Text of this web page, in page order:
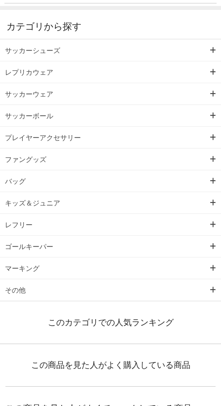
カテゴリから探す
サッカーシューズ
レプリカウェア
サッカーウェア
サッカーボール
プレイヤーアクセサリー
ファングッズ
バッグ
キッズ＆ジュニア
レフリー
ゴールキーパー
マーキング
その他